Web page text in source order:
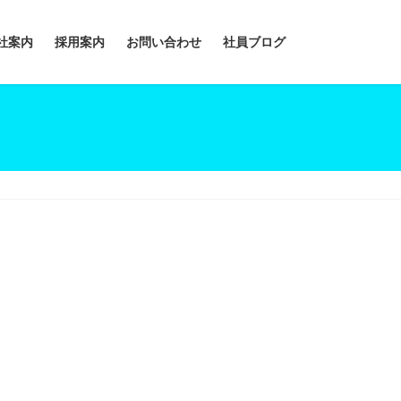
案内 採用案内 お問い合わせ 社員ブログ